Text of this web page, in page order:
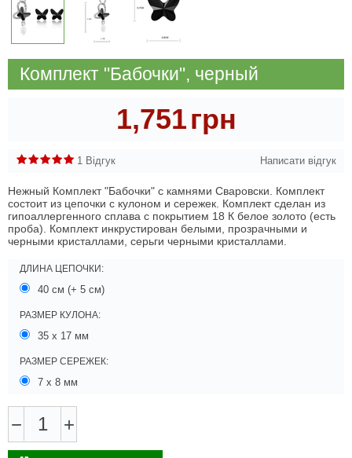
Комплект "Бабочки", черный
1,751грн
1 Відгук Написати відгук
Нежный Комплект "Бабочки" с камнями Сваровски. Комплект
состоит из цепочки с кулоном и сережек. Комплект сделан из
гипоаллергенного сплава с покрытием 18 К белое золото (есть
проба). Комплект инкрустирован белыми, прозрачными и
черными кристаллами, серьги черными кристаллами.
ДЛИНА ЦЕПОЧКИ:
40 см (+ 5 см)
РАЗМЕР КУЛОНА:
35 х 17 мм
РАЗМЕР СЕРЕЖЕК:
7 х 8 мм
− +